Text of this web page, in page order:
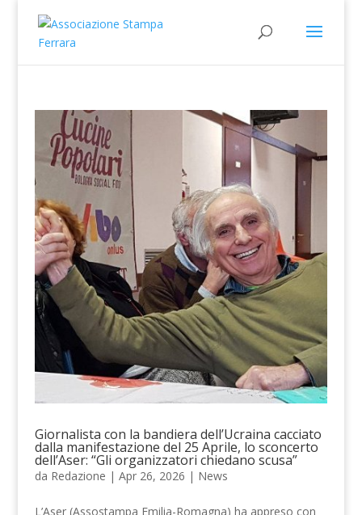
Giornalista con la bandiera dell’Ucraina cacciato
dalla manifestazione del 25 Aprile, lo sconcerto
dell’Aser: “Gli organizzatori chiedano scusa”
da Redazione | Apr 26, 2026 | News
L’Aser (Assostampa Emilia-Romagna) ha appreso con